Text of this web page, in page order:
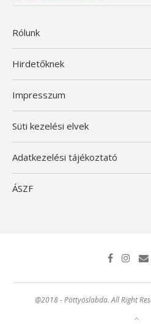
Rólunk
Hirdetőknek
Impresszum
Süti kezelési elvek
Adatkezelési tájékoztató
ÁSZF
@2018 - Pöttyöslabda. All Right